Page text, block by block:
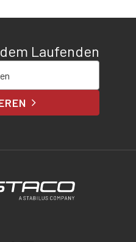
Laufenden